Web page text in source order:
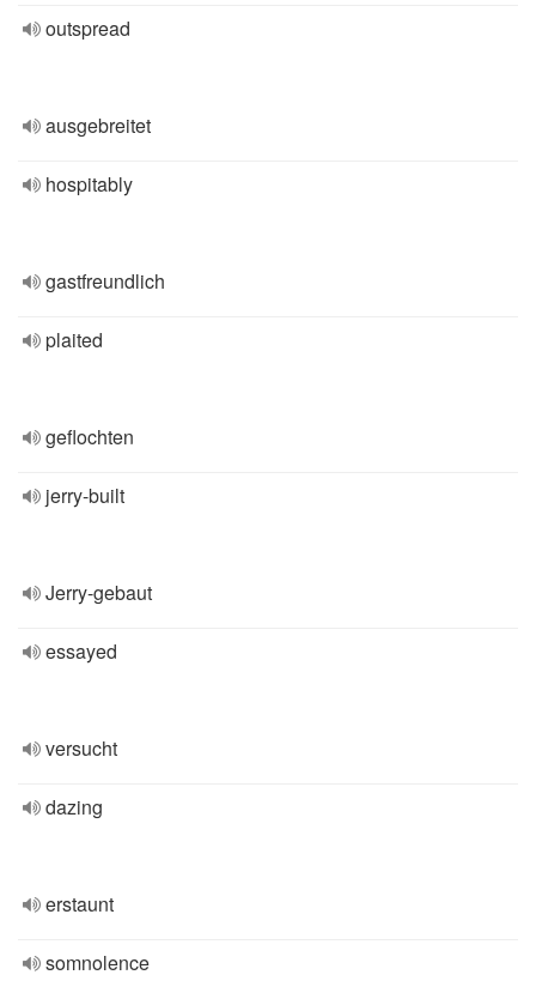
outspread
ausgebreitet
hospitably
gastfreundlich
plaited
geflochten
jerry-built
Jerry-gebaut
essayed
versucht
dazing
erstaunt
somnolence